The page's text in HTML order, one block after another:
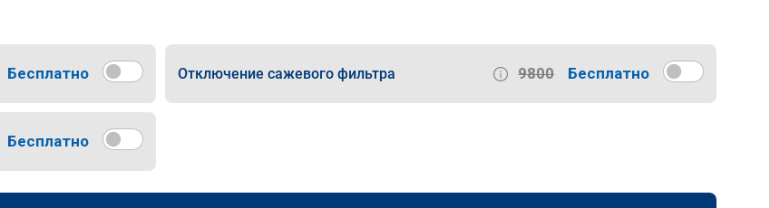
Бесплатно Отключение сажевого фильтра 9800 Бесплатно
Бесплатно